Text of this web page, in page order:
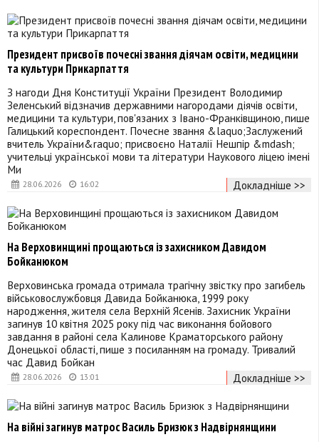
28.06.2026 16:02
Президент присвоїв почесні звання діячам освіти, медицини
та культури Прикарпаття
З нагоди Дня Конституції України Президент Володимир
Зеленський відзначив державними нагородами діячів освіти,
медицини та культури, пов'язаних з Івано-Франківщиною, пише
Галицький кореспондент. Почесне звання &laquo;Заслужений
вчитель України&raquo; присвоєно Наталії Нешпір &mdash;
учительці української мови та літератури Наукового ліцею імені
Ми
Докладніше >>
28.06.2026 13:01
На Верховинщині прощаються із захисником Давидом
Бойканюком
Верховинська громада отримала трагічну звістку про загибель
військовослужбовця Давида Бойканюка, 1999 року
народження, жителя села Верхній Ясенів. Захисник України
загинув 10 квітня 2025 року під час виконання бойового
завдання в районі села Калинове Краматорського району
Донецької області, пише з посиланням на громаду. Тривалий
час Давид Бойкан
Докладніше >>
На війні загинув матрос Василь Бризюк з Надвірнянщини